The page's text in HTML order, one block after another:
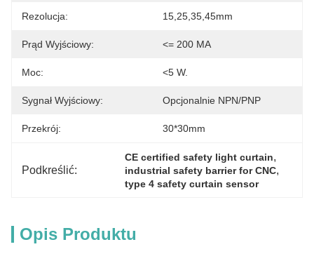
Rezolucja: 15,25,35,45mm
Prąd Wyjściowy: <= 200 MA
Moc: <5 W.
Sygnał Wyjściowy: Opcjonalnie NPN/PNP
Przekrój: 30*30mm
Podkreślić:
CE certified safety light curtain,
industrial safety barrier for CNC,
type 4 safety curtain sensor
Opis Produktu